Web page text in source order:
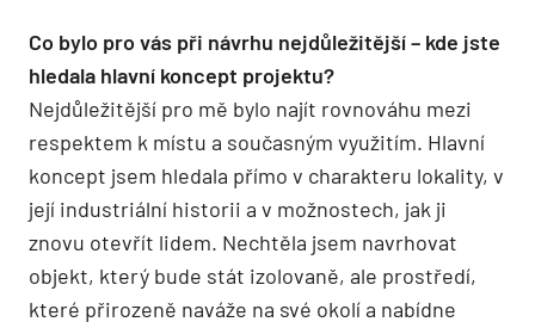
Co bylo pro vás při návrhu nejdůležitější – kde jste
hledala hlavní koncept projektu?
Nejdůležitější pro mě bylo najít rovnováhu mezi
respektem k místu a současným využitím. Hlavní
koncept jsem hledala přímo v charakteru lokality, v
její industriální historii a v možnostech, jak ji
znovu otevřít lidem. Nechtěla jsem navrhovat
objekt, který bude stát izolovaně, ale prostředí,
které přirozeně naváže na své okolí a nabídne